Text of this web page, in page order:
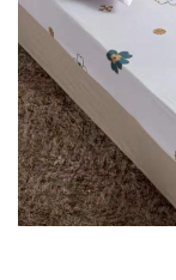
Cearceaf cu elastic
Cearceaf normal
Bumbac Satinat
Cearceaf cu elastic
Cearceaf normal
Bumbac Satinat 3D
Cearceaf cu elastic
Cearceaf normal 4
Persoana
Bumbac Tip Finet
Persoana
Cearceaf cu elastic
Cearceaf normal 4
Set Lenjerie +
Lenjerii Bumbac
Paturi Cocolino
Huse De Pat
Huse De Pat
Huse De Pat
Huse De Pat
Huse De Pat
Cearceaf Pat + Fețe
Huse De Pat